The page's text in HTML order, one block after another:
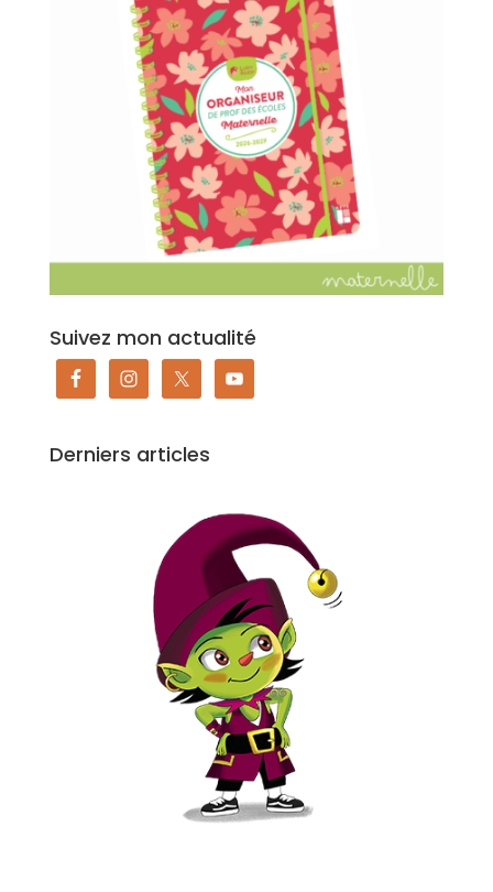
Suivez mon actualité
Derniers articles